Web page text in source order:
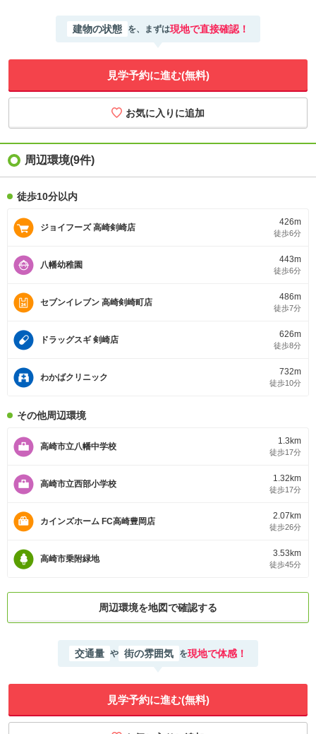
■自己資金０円から住宅購入できます!
ご見学予約は0120-919-727【通話料無料】までお気軽にお電話ください。
建物の状態 を、まずは現地で直接確認！
見学予約に進む(無料)
周辺環境(9件)
徒歩10分以内
ジョイフーズ 高崎剣崎店
426m
徒歩6分
八幡幼稚園
443m
徒歩6分
セブンイレブン 高崎剣崎町店
486m
徒歩7分
ドラッグスギ 剣崎店
626m
徒歩8分
わかばクリニック
732m
徒歩10分
その他周辺環境
高崎市立八幡中学校
1.3km
徒歩17分
高崎市立西部小学校
1.32km
徒歩17分
カインズホーム FC高崎豊岡店
2.07km
徒歩26分
高崎市乗附緑地
3.53km
徒歩45分
周辺環境を地図で確認する
交通量 や 街の雰囲気 を現地で体感！
見学予約に進む(無料)